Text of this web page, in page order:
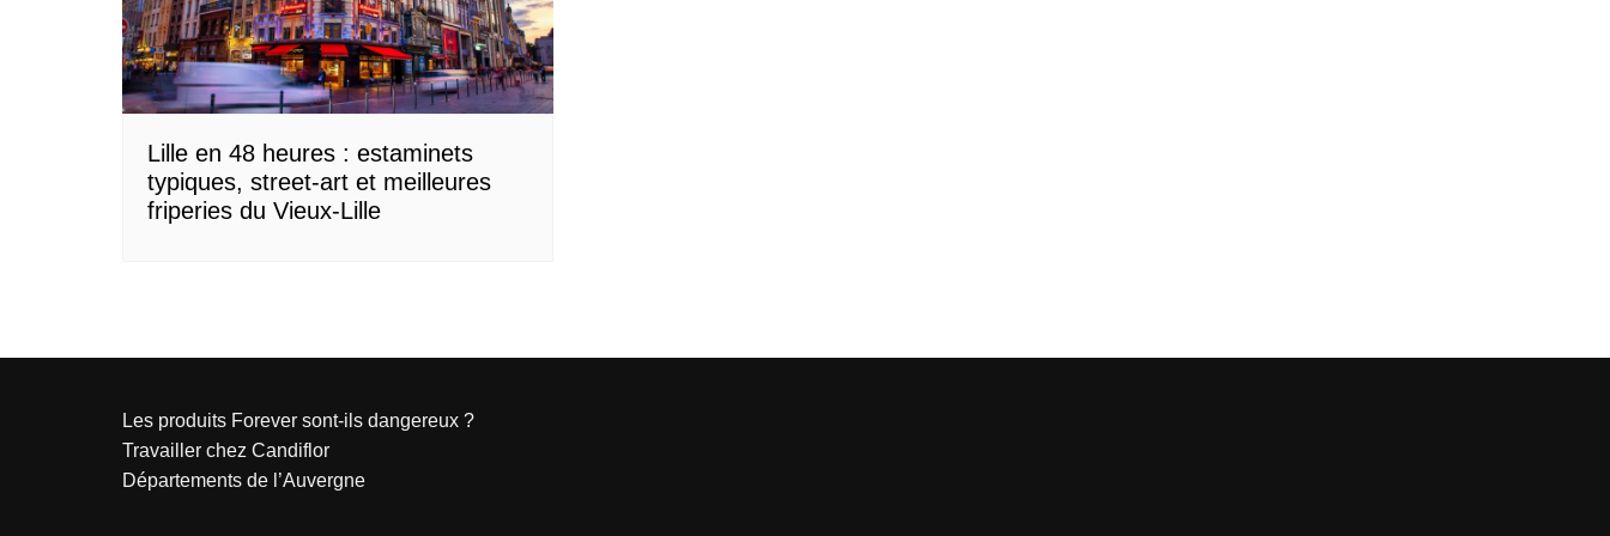
Normandie
Nouvelle-Aquitaine
Occitanie
Pays de la Loire
Provence-Alpes-Côte d’Azur
Lille en 48 heures : estaminets
typiques, street-art et meilleures
friperies du Vieux-Lille
Les produits Forever sont-ils dangereux ?
Travailler chez Candiflor
Départements de l’Auvergne